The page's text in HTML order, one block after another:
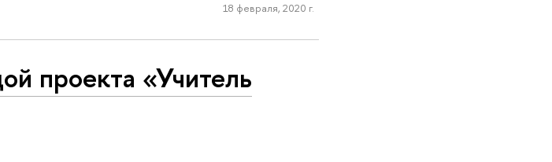
18 февраля, 2020 г.
проекта «Учитель